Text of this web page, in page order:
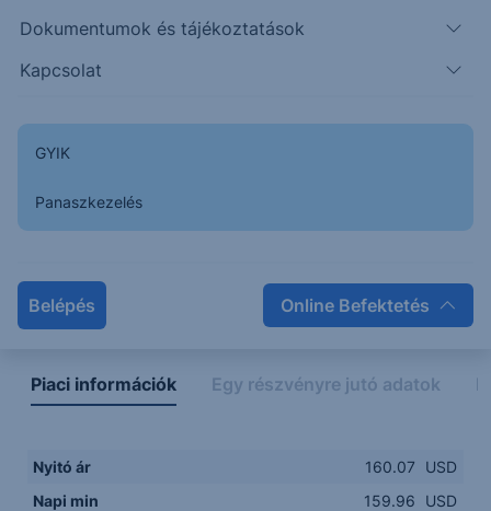
Dokumentumok és tájékoztatások
Kapcsolat
GYIK
Panaszkezelés
Belépés Online Befektetés
155.00
Napon belüli Historikus
Legfontosabb adatok
Piaci információk Egy részvényre jutó adatok
Nyitó ár 160.07
USD
Napi min
159.96
USD